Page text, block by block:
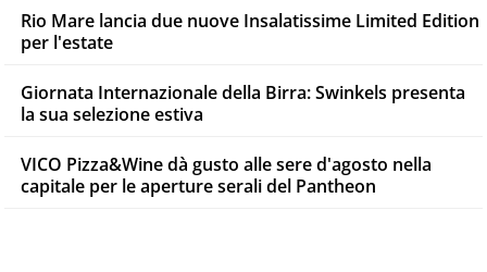
Rio Mare lancia due nuove Insalatissime Limited Edition
per l'estate
Giornata Internazionale della Birra: Swinkels presenta
la sua selezione estiva
VICO Pizza&Wine dà gusto alle sere d'agosto nella
capitale per le aperture serali del Pantheon